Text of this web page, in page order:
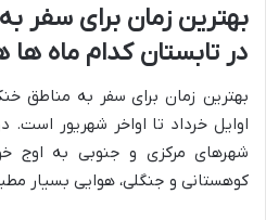
بهترین زمان برای سفر
در تابستان کدام ماه
بهترین زمان برای سفر به مناطق
اوایل خرداد تا اواخر شهریور است.
شهرهای مرکزی و جنوبی به اوج
کوهستانی و جنگلی، هوایی بسیار